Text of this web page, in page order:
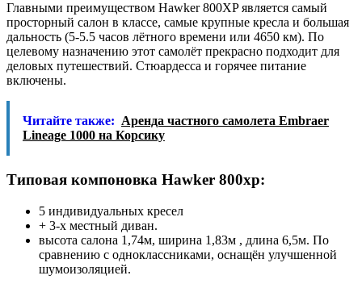
Главными преимуществом Hawker 800XP является самый
просторный салон в классе, самые крупные кресла и большая
дальность (5-5.5 часов лётного времени или 4650 км). По
целевому назначению этот самолёт прекрасно подходит для
деловых путешествий. Стюардесса и горячее питание
включены.
Читайте также: Аренда частного самолета Embraer
Lineage 1000 на Корсику
Типовая компоновка Hawker 800xp:
5 индивидуальных кресел
+ 3-х местный диван.
высота салона 1,74м, ширина 1,83м , длина 6,5м. По
сравнению с одноклассниками, оснащён улучшенной
шумоизоляцией.